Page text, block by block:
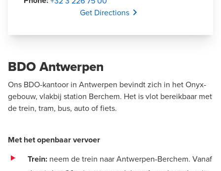
Get DirectionsOpens In A New Window/tab
BDO Antwerpen
Ons BDO-kantoor in Antwerpen bevindt zich in het Onyx-
gebouw, vlakbij station Berchem. Het is vlot bereikbaar met
de trein, tram, bus, auto of fiets.
Met het openbaar vervoer
Trein: neem de trein naar Antwerpen-Berchem. Vanaf